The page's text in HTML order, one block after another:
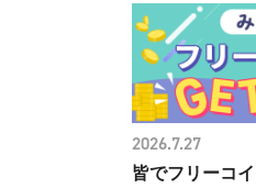
皆でフリーコ
2026.7.27